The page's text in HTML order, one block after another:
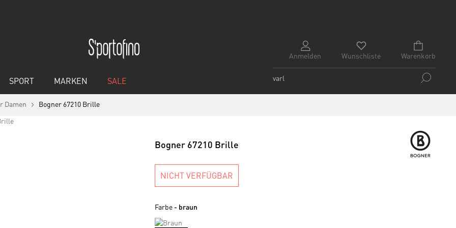
Anmelden Warenkorb
Wunschliste
SPORT MARKEN SALE
Damen
Bogner 67210 Brille
Bogner 67210 Brille
NICHT VERFÜGBAR
Farbe - braun